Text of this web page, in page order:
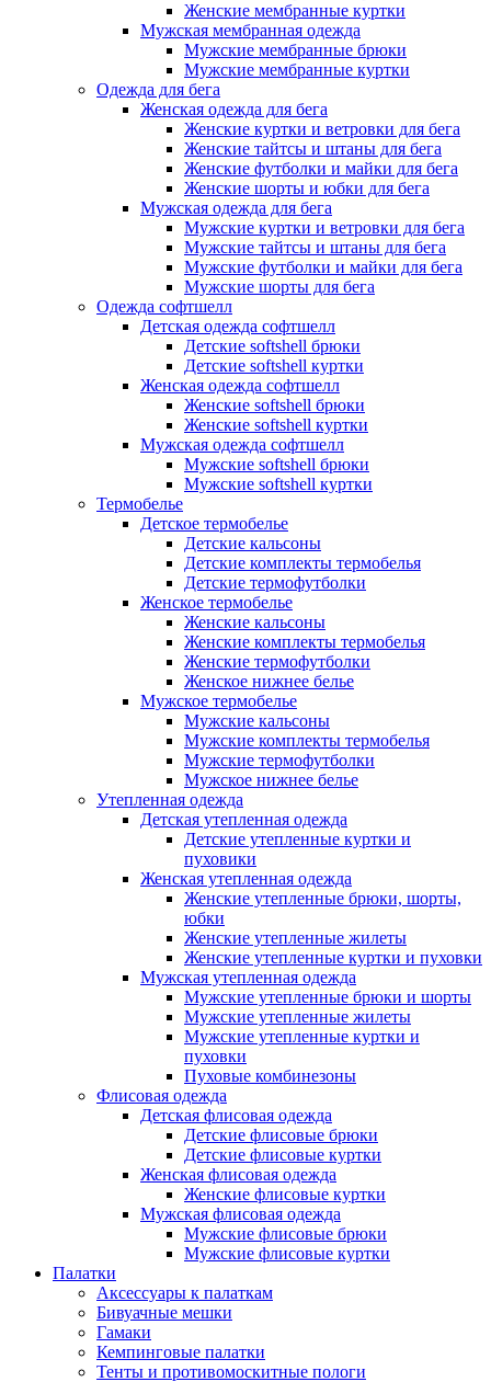
Женские мембранные куртки
Мужская мембранная одежда
Мужские мембранные брюки
Мужские мембранные куртки
Одежда для бега
Женская одежда для бега
Женские куртки и ветровки для бега
Женские тайтсы и штаны для бега
Женские футболки и майки для бега
Женские шорты и юбки для бега
Мужская одежда для бега
Мужские куртки и ветровки для бега
Мужские тайтсы и штаны для бега
Мужские футболки и майки для бега
Мужские шорты для бега
Одежда софтшелл
Детская одежда софтшелл
Детские softshell брюки
Детские softshell куртки
Женская одежда софтшелл
Женские softshell брюки
Женские softshell куртки
Мужская одежда софтшелл
Мужские softshell брюки
Мужские softshell куртки
Термобелье
Детское термобелье
Детские кальсоны
Детские комплекты термобелья
Детские термофутболки
Женское термобелье
Женские кальсоны
Женские комплекты термобелья
Женские термофутболки
Женское нижнее белье
Мужское термобелье
Мужские кальсоны
Мужские комплекты термобелья
Мужские термофутболки
Мужское нижнее белье
Утепленная одежда
Детская утепленная одежда
Детские утепленные куртки и
пуховики
Женская утепленная одежда
Женские утепленные брюки, шорты,
юбки
Женские утепленные жилеты
Женские утепленные куртки и пуховки
Мужская утепленная одежда
Мужские утепленные брюки и шорты
Мужские утепленные жилеты
Мужские утепленные куртки и
пуховки
Пуховые комбинезоны
Флисовая одежда
Детская флисовая одежда
Детские флисовые брюки
Детские флисовые куртки
Женская флисовая одежда
Женские флисовые куртки
Мужская флисовая одежда
Мужские флисовые брюки
Мужские флисовые куртки
Палатки
Аксессуары к палаткам
Бивуачные мешки
Гамаки
Кемпинговые палатки
Тенты и противомоскитные пологи